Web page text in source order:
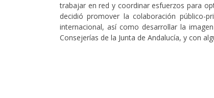
trabajar en red y coordinar esfuerzos para
decidió promover la colaboración público-
internacional, así como desarrollar la
Consejerías de la Junta de Andalucía, y con